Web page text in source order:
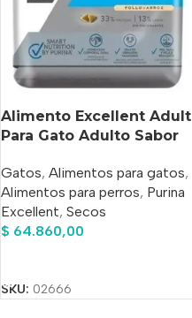
Alimento Excellent Adult
Para Gato Adulto Sabor
7.5 kg
Gatos, Alimentos para gatos,
Alimentos para perros, Purina
Excellent, Secos
$ 64.860,00
SKU: 02666